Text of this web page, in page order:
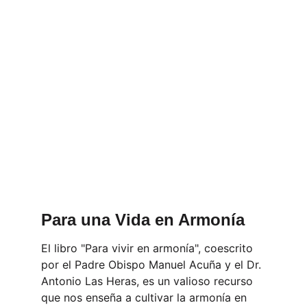
Para una Vida en Armonía
El libro "Para vivir en armonía", coescrito
por el Padre Obispo Manuel Acuña y el Dr.
Antonio Las Heras, es un valioso recurso
que nos enseña a cultivar la armonía en